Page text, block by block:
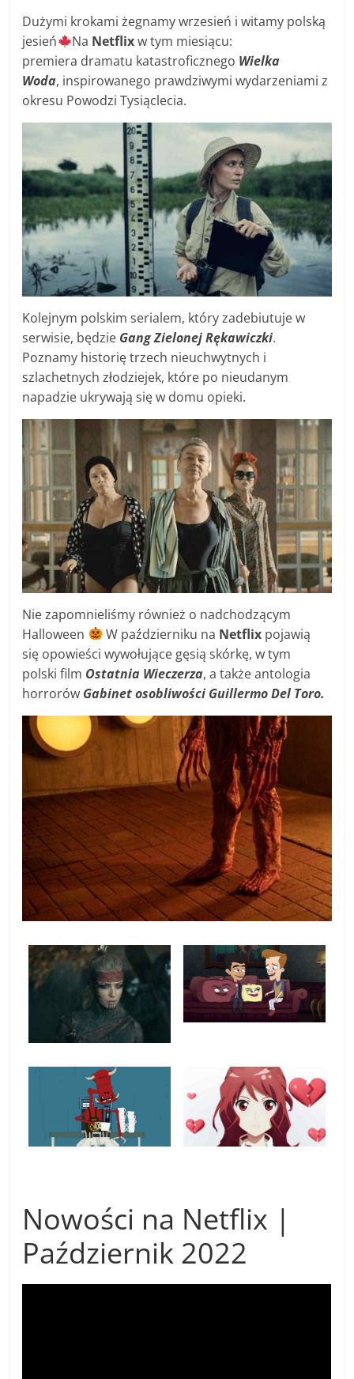
Dużymi krokami żegnamy wrzesień i witamy polską
jesień
Na Netflixw tym miesiącu:
premiera dramatu katastroficznego Wielka
Woda, inspirowanego prawdziwymi wydarzeniami z
okresu Powodzi Tysiąclecia.
Kolejnym polskim serialem, który zadebiutuje w
serwisie, będzie Gang Zielonej Rękawiczki.
Poznamy historię trzech nieuchwytnych i
szlachetnych złodziejek, które po nieudanym
napadzie ukrywają się w domu opieki.
Nie zapomnieliśmy również o nadchodzącym
Halloween
W październiku na Netflixpojawią
się opowieści wywołujące gęsią skórkę, w tym
polski film Ostatnia Wieczerza, a także antologia
horrorów Gabinet osobliwości Guillermo Del Toro.
Nowości na Netflix |
Październik 2022